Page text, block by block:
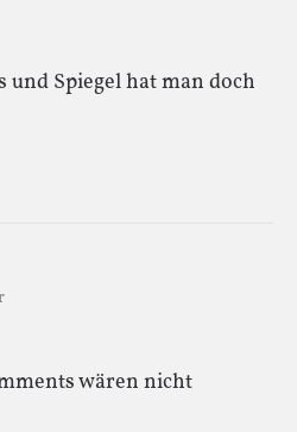
Spiegel hat man doch
wären nicht